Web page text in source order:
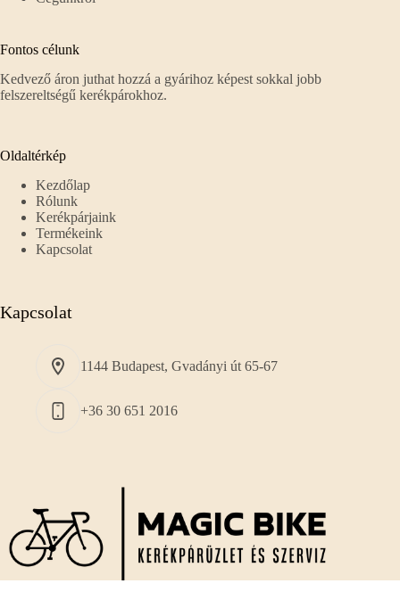
Fontos célunk
Kedvező áron juthat hozzá a gyárihoz képest sokkal jobb
felszereltségű kerékpárokhoz.
Oldaltérkép
Kezdőlap
Rólunk
Kerékpárjaink
Termékeink
Kapcsolat
Kapcsolat
1144 Budapest, Gvadányi út 65-67
+36 30 651 2016